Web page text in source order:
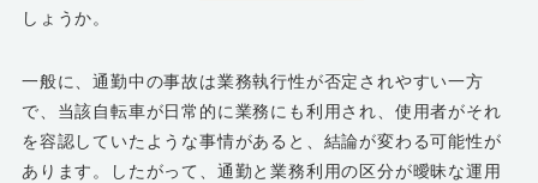
しょうか。
一般に、通勤中の事故は業務執行性が否定されやすい一方
で、当該自転車が日常的に業務にも利用され、使用者がそれ
を容認していたような事情があると、結論が変わる可能性が
あります。したがって、通勤と業務利用の区分が曖昧な運用